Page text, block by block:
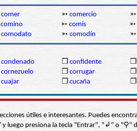
comer ➳ comercio ➳
comino ➳ comís ➳
comodato ➳ comodín ➳
condenado ❒ confidente ❒
cornezuelo ❒ corrugar ❒
cuajar ❒ cucaña ❒
útiles e interesantes. Puedes
y luego presiona la tecla "Entrar", "↲" o